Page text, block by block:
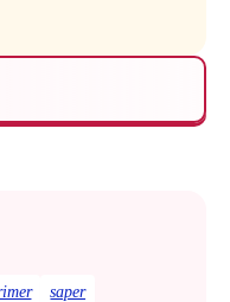
saper